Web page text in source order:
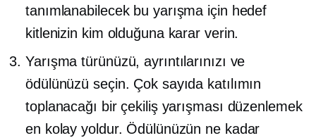
tanımlanabilecek bu yarışma için hedef
kitlenizin kim olduğuna karar verin.
Yarışma türünüzü, ayrıntılarınızı ve
ödülünüzü seçin. Çok sayıda katılımın
toplanacağı bir çekiliş yarışması düzenlemek
en kolay yoldur. Ödülünüzün ne kadar